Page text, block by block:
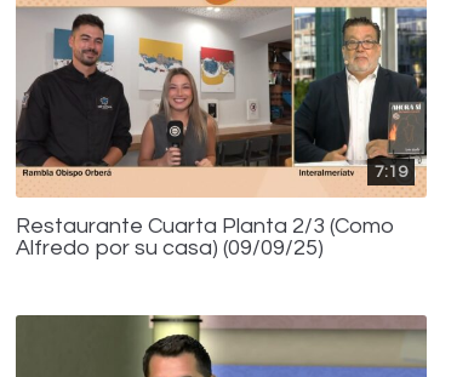
7:19
Restaurante Cuarta Planta 2/3 (Como
Alfredo por su casa) (09/09/25)